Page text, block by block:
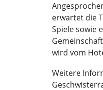
erwartet die
Spiele sowie
wird vom
Weitere